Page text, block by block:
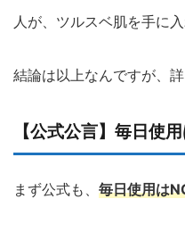
人が、ツルスベ肌を手に入
結論は以上なんですが、
【公式公言】毎日使
まず公式も、 毎日使用は